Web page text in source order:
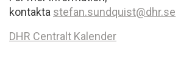
kontakta stefan.sundquist@dhr.se
DHR Centralt Kalender